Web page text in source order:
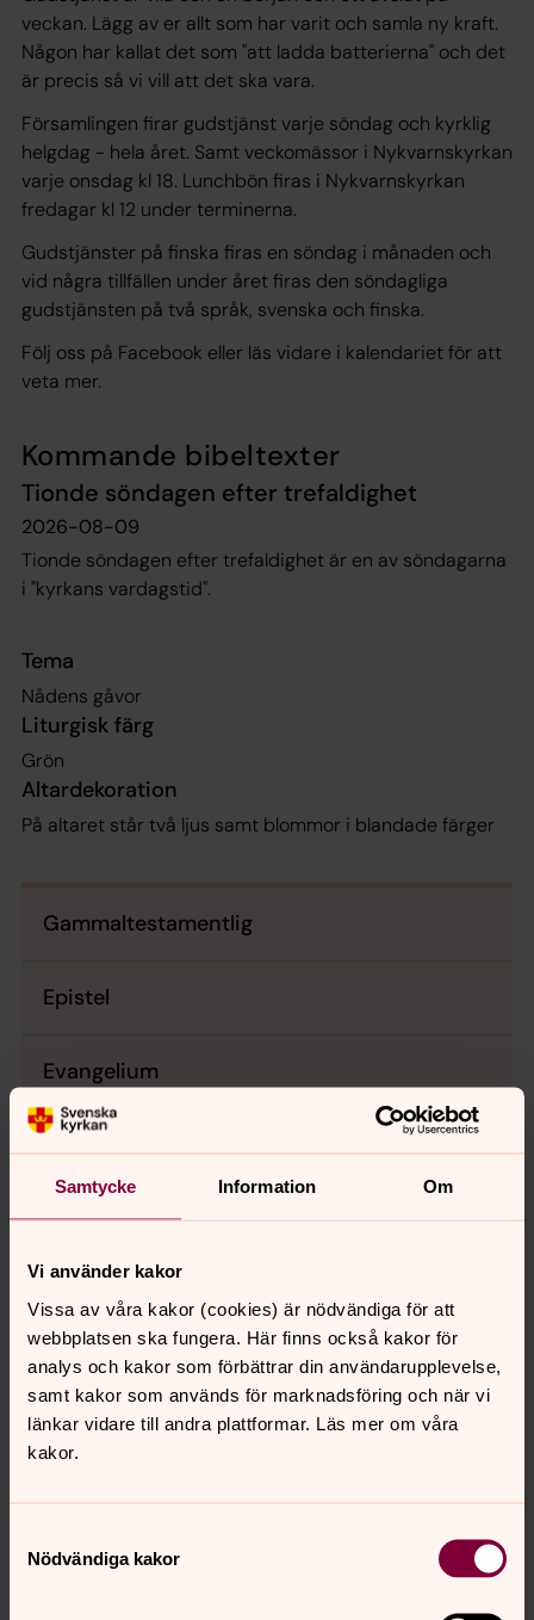
Samtycke Information Om
Vi använder kakor
Vissa av våra kakor (cookies) är nödvändiga för att
webbplatsen ska fungera. Här finns också kakor för
analys och kakor som förbättrar din användarupplevelse,
samt kakor som används för marknadsföring och när vi
länkar vidare till andra plattformar. Läs mer om våra
kakor.
Nödvändiga kakor
veckan. Lägg av er allt som har varit och samla ny kraft.
Någon har kallat det som "att ladda batterierna" och det
är precis så vi vill att det ska vara.
Församlingen firar gudstjänst varje söndag och kyrklig
helgdag - hela året. Samt veckomässor i Nykvarnskyrkan
varje onsdag kl 18. Lunchbön firas i Nykvarnskyrkan
fredagar kl 12 under terminerna.
Gudstjänster på finska firas en söndag i månaden och
vid några tillfällen under året firas den söndagliga
gudstjänsten på två språk, svenska och finska.
Följ oss på Facebook eller läs vidare i kalendariet för att
veta mer.
Kommande bibeltexter
Tionde söndagen efter trefaldighet
2026-08-09
Tionde söndagen efter trefaldighet är en av söndagarna
i "kyrkans vardagstid".
Tema
Nådens gåvor
Liturgisk färg
Grön
Altardekoration
På altaret står två ljus samt blommor i blandade färger
Gammaltestamentlig
Epistel
Evangelium
Texter ur Bibel 2000 ©Svenska Bibelsällskapet